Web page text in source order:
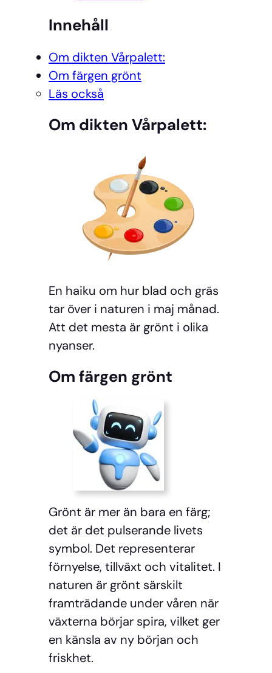
Innehåll
Om dikten Vårpalett:
Om färgen grönt
Läs också
Om dikten Vårpalett:
En haiku om hur blad och gräs
tar över i naturen i maj månad.
Att det mesta är grönt i olika
nyanser.
Om färgen grönt
Grönt är mer än bara en färg;
det är det pulserande livets
symbol. Det representerar
förnyelse, tillväxt och vitalitet. I
naturen är grönt särskilt
framträdande under våren när
växterna börjar spira, vilket ger
en känsla av ny början och
friskhet.